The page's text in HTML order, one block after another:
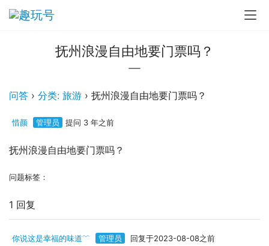
抚州浪漫自由地要门票吗？
问答 › 分类: 旅游 › 抚州浪漫自由地要门票吗？
惜颜 管理员 提问 3 年之前
抚州浪漫自由地要门票吗？
问题标签：
1 回复
你说这是幸福的味道﹌ 管理员 回复于2023-08-08之前